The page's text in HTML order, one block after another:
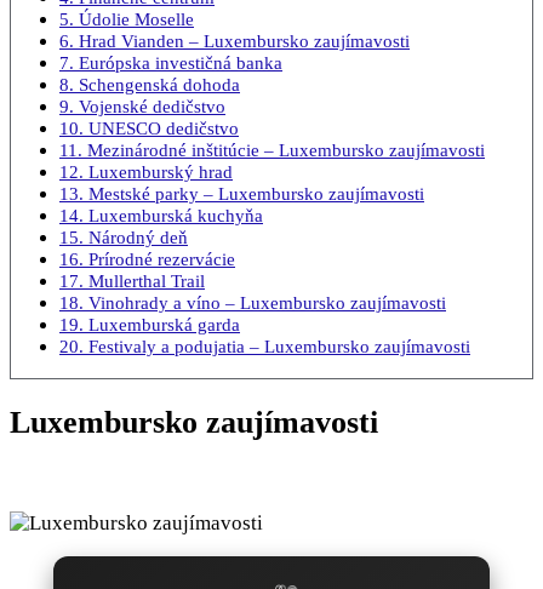
5. Údolie Moselle
6. Hrad Vianden – Luxembursko zaujímavosti
7. Európska investičná banka
8. Schengenská dohoda
9. Vojenské dedičstvo
10. UNESCO dedičstvo
11. Mezinárodné inštitúcie – Luxembursko zaujímavosti
12. Luxemburský hrad
13. Mestské parky – Luxembursko zaujímavosti
14. Luxemburská kuchyňa
15. Národný deň
16. Prírodné rezervácie
17. Mullerthal Trail
18. Vinohrady a víno – Luxembursko zaujímavosti
19. Luxemburská garda
20. Festivaly a podujatia – Luxembursko zaujímavosti
Luxembursko zaujímavosti